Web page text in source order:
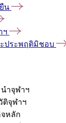
น
ฯ
ประพฤติมิชอบ
ำจุฬาฯ
ติจุฬาฯ
หลัก